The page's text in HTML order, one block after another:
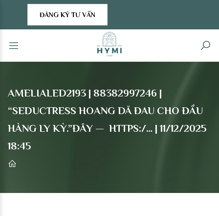
ĐĂNG KÝ TƯ VẤN
AMELIALED2193 | 88382997246 |
“SEDUCTRESS HOANG DÃ ĐAU CHO ĐẦU
HÀNG LY KỲ.”ĐÂY — HTTPS:/… | 11/12/2025
18:45